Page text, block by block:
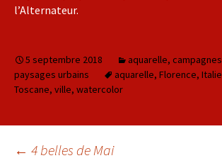
l’Alternateur.
5 septembre 2018 aquarelle, campagnes
paysages urbains
aquarelle, Florence, Italie
Toscane, ville, watercolor
← 4 belles de Mai